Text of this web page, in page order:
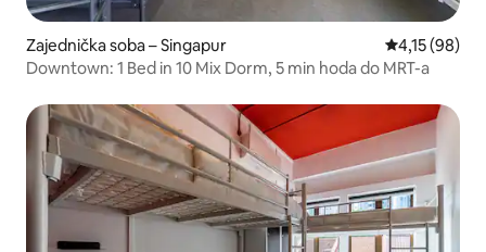
Zajednička soba – Singapur Prosječna
4,15 (98)
Downtown: 1 Bed in 10 Mix Dorm, 5 min hoda do MRT-a